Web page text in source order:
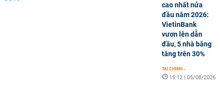
cao nhất nửa
đầu năm 2026:
VietinBank
vươn lên dẫn
đầu, 5 nhà băng
tăng trên 30%
TÀI CHÍNH -
15:12 | 05/08/2026